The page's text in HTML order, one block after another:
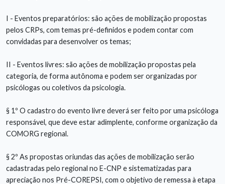
I - Eventos preparatórios: são ações de mobilização propostas
pelos CRPs, com temas pré-definidos e podem contar com
convidadas para desenvolver os temas;
II - Eventos livres: são ações de mobilização propostas pela
categoria, de forma autônoma e podem ser organizadas por
psicólogas ou coletivos da psicologia.
§ 1º O cadastro do evento livre deverá ser feito por uma psicóloga
responsável, que deve estar adimplente, conforme organização da
COMORG regional.
§ 2º As propostas oriundas das ações de mobilização serão
cadastradas pelo regional no E-CNP e sistematizadas para
apreciação nos Pré-COREPSI, com o objetivo de remessa à etapa